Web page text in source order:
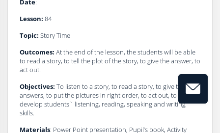
Date:
Lesson: 84
Topic: Story Time
Outcomes: At the end of the lesson, the students will be able
to read a story, to tell the plot of the story, to give the answer, to
act out.
Objectives: To listen to a story, to read a story, to give the
answers, to put the pictures in right order, to act out, to
develop students` listening, reading, speaking and writing
skills.
Materials: Power Point presentation, Pupil’s book, Activity